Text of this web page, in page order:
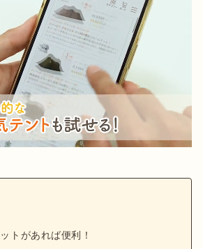
トがあれば便利！